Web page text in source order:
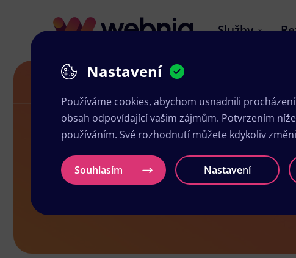
Služby
Akční letáky v Brandýsi nad Labem
Akční letáky
Nastavení
Používáme cookies, abychom usnadnili
obsah odpovídající vašim zájmům. Potvrzením
používáním. Své rozhodnutí můžete kdykoliv
Souhlasím Nastavení